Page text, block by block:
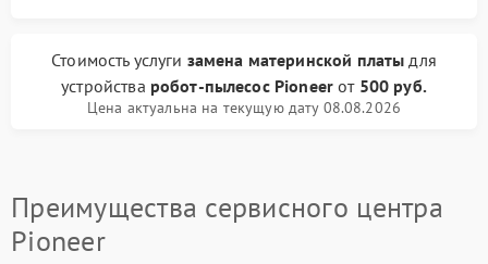
Стоимость услуги замена материнской платы для
устройства робот-пылесос Pioneer от 500 руб.
Цена актуальна на текущую дату 08.08.2026
Преимущества сервисного центра
Pioneer